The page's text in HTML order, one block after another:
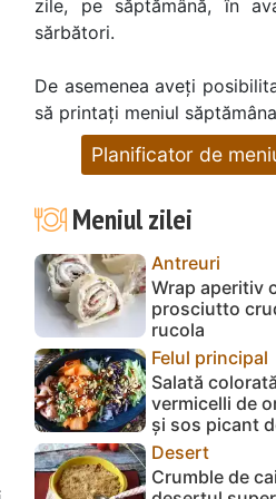
zile, pe săptămână, în
sărbători.
De asemenea aveți
să printați meniul
Planificator de
Meniul zilei
Antreuri
Wrap aperitiv
prosciutto
rucola
Felul principal
Salată
vermicelli de
și sos picant
Desert
Crumble de